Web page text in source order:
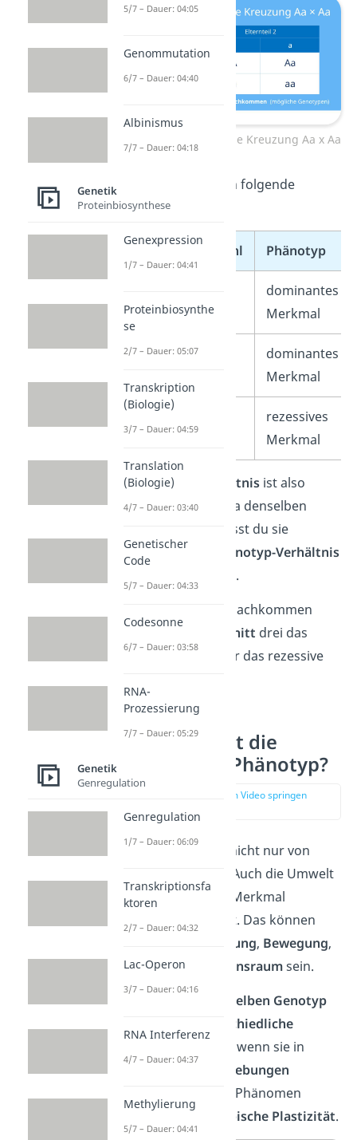
Punnett-Quadrat für die Kreuzung Aa x Aa
Daraus ergeben sich folgende
Verhältnisse:
Genotyp Anzahl Phänotyp
dominantes
Merkmal
Aa
dominantes
Merkmal
aa
rezessives
Merkmal
DasGenotyp-Verhältnis ist also
1 : 2 : 1. Da AA und Aa denselben
Phänotyp zeigen, fasst du sie
zusammen. Das
Phänotyp-Verhältnis
.
Das heißt, von vier Nachkommen
zeigenim Durchschnitt drei das
dominante und einer das rezessive
Wie verändert die
Umwelt den Phänotyp?
zur Stelle im Video springen
Der Phänotyp wird nicht nur von
Genotyp bestimmt. Auch die Umwelt
beeinflusst, wie ein Merkmal
letztendlich aussieht. Das können
Ernährung, Bewegung,
Klimaoder der Lebensraumsein.
Individuen mit
demselben Genotyp
unterschiedliche
zeigen, wenn sie in
verschiedenen Umgebungen
aufwachsen. Dieses Phänomen
nennst du
phänotypische Plastizität.
5/7 – Dauer: 04:05
Genommutation
6/7 – Dauer: 04:40
Albinismus
7/7 – Dauer: 04:18
Genetik
Proteinbiosynthese
Genexpression
1/7 – Dauer: 04:41
Proteinbiosynthe
se
2/7 – Dauer: 05:07
Transkription
(Biologie)
3/7 – Dauer: 04:59
Translation
(Biologie)
4/7 – Dauer: 03:40
Genetischer
Code
5/7 – Dauer: 04:33
Codesonne
6/7 – Dauer: 03:58
RNA-
Prozessierung
7/7 – Dauer: 05:29
Genetik
Genregulation
Genregulation
1/7 – Dauer: 06:09
Transkriptionsfa
ktoren
2/7 – Dauer: 04:32
Lac-Operon
3/7 – Dauer: 04:16
RNA Interferenz
4/7 – Dauer: 04:37
Methylierung
5/7 – Dauer: 04:41